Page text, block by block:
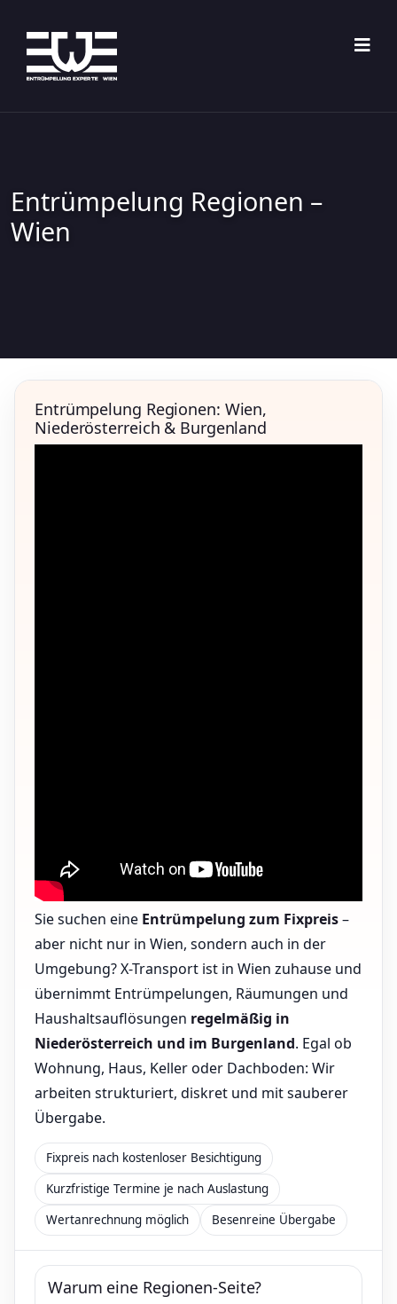
Entrümpelung Regionen –
Wien
Entrümpelung Regionen: Wien,
Niederösterreich & Burgenland
Sie suchen eine Entrümpelung zum Fixpreis–
aber nicht nur in Wien, sondern auch in der
Umgebung? X-Transport ist in Wien zuhause und
übernimmt Entrümpelungen, Räumungen und
Haushaltsauflösungen regelmäßig in
Niederösterreich und im Burgenland. Egal ob
Wohnung, Haus, Keller oder Dachboden: Wir
arbeiten strukturiert, diskret und mit sauberer
Übergabe.
Fixpreis nach kostenloser Besichtigung
Kurzfristige Termine je nach Auslastung
Wertanrechnung möglich
Besenreine Übergabe
Warum eine Regionen-Seite?